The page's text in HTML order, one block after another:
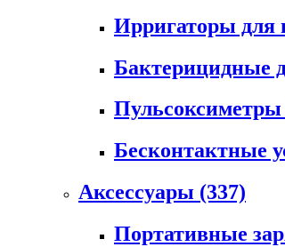
Ирригаторы для
Бактерицидные
Пульсоксиметры
Бесконтактные
Аксессуары (337)
Портативные